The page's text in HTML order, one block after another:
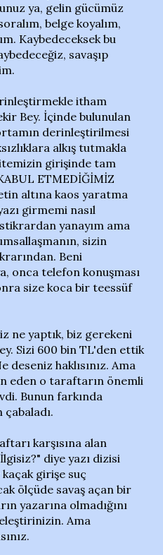
ya, gelin gücümüz
belge koyalım,
Kaybedeceksek bu
savaşıp
itham
Bey. İçinde bulunulan
derinleştirilmesi
alkış tutmakla
girişinde tam
ETMEDİĞİMİZ
altına kaos yaratma
girmemi nasıl
yanayım ama
sizin
Beni
onca telefon konuşması
size koca bir teessüf
ne yaptık, biz gerekeni
Sizi 600 bin TL'den ettik
deseniz haklısınız. Ama
eden o taraftarın önemli
Bunun farkında
çabaladı.
karşısına alan
diye yazı dizisi
girişe suç
ölçüde savaş açan bir
yazarına olmadığını
Ama